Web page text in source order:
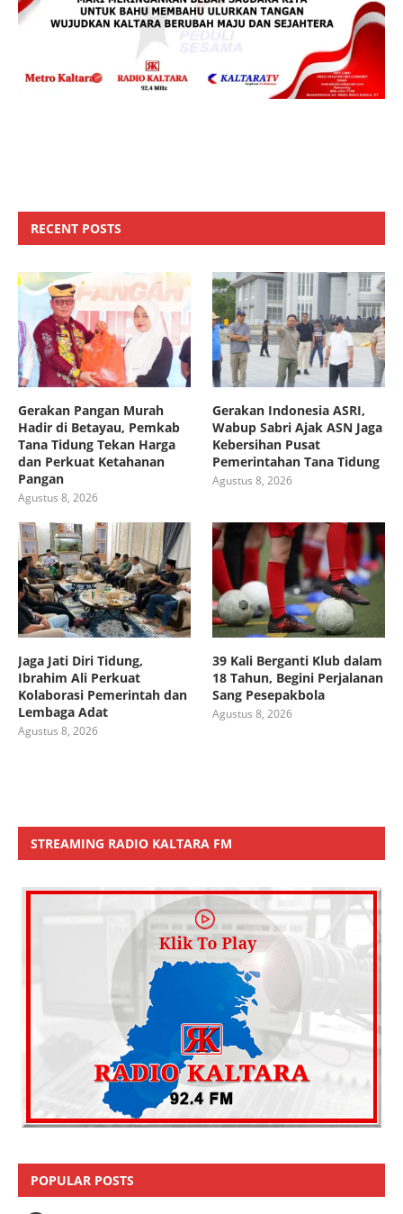
RECENT POSTS
Gerakan Pangan Murah
Hadir di Betayau, Pemkab
Tana Tidung Tekan Harga
dan Perkuat Ketahanan
Pangan
Agustus 8, 2026
Gerakan Indonesia ASRI,
Wabup Sabri Ajak ASN Jaga
Kebersihan Pusat
Pemerintahan Tana Tidung
Agustus 8, 2026
Jaga Jati Diri Tidung,
Ibrahim Ali Perkuat
Kolaborasi Pemerintah dan
Lembaga Adat
Agustus 8, 2026
39 Kali Berganti Klub dalam
18 Tahun, Begini Perjalanan
Sang Pesepakbola
Agustus 8, 2026
STREAMING RADIO KALTARA FM
POPULAR POSTS